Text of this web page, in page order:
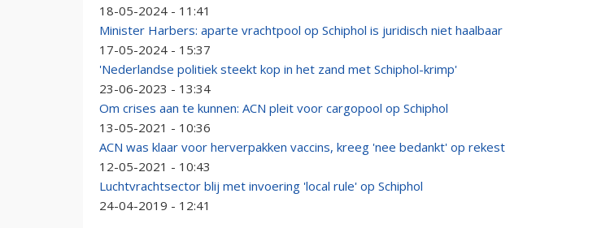
18-05-2024 - 11:41
Minister Harbers: aparte vrachtpool op Schiphol is juridisch niet haalbaar
17-05-2024 - 15:37
'Nederlandse politiek steekt kop in het zand met Schiphol-krimp'
23-06-2023 - 13:34
Om crises aan te kunnen: ACN pleit voor cargopool op Schiphol
13-05-2021 - 10:36
ACN was klaar voor herverpakken vaccins, kreeg 'nee bedankt' op rekest
12-05-2021 - 10:43
Luchtvrachtsector blij met invoering 'local rule' op Schiphol
24-04-2019 - 12:41